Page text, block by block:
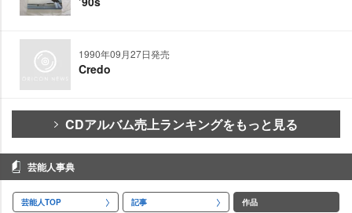
1990年09月27日発売
Credo
CDアルバム売上ランキングをもっと見る
芸能人事典
芸能人TOP 記事 作品